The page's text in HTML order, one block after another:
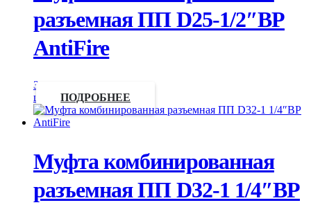
разъемная ПП D25-1/2″ВР
AntiFire
Запросить
цену
ПОДРОБНЕЕ
Муфта комбинированная
разъемная ПП D32-1 1/4″ВР